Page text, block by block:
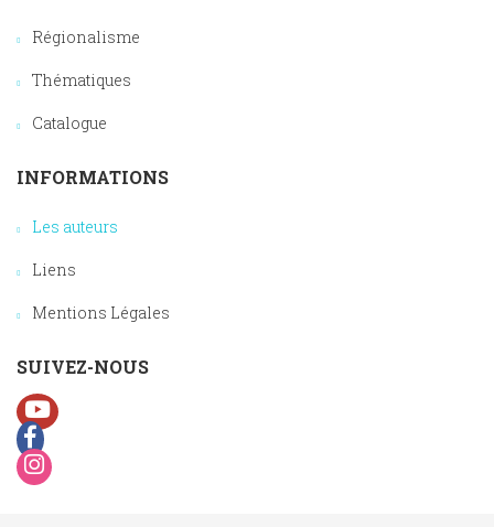
Régionalisme
Thématiques
Catalogue
INFORMATIONS
Les auteurs
Liens
Mentions Légales
SUIVEZ-NOUS